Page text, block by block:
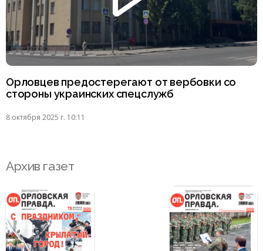
Орловцев предостерегают от вербовки со
стороны украинских спецслужб
8 октября 2025 г. 10:11
Архив газет